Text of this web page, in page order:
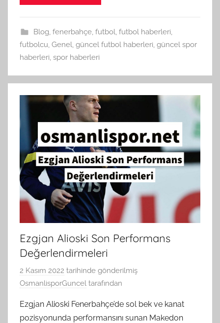
Blog, fenerbahçe, futbol, futbol haberleri,
futbolcu, Genel, güncel futbol haberleri, güncel spor
haberleri, spor haberleri
Ezgjan Alioski Son Performans
Değerlendirmeleri
2 Kasım 2022 tarihinde gönderilmiş
OsmanlisporGuncel tarafından
Ezgjan Alioski Fenerbahçe’de sol bek ve kanat
pozisyonunda performansını sunan Makedon